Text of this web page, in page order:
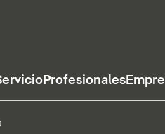
Profesionales